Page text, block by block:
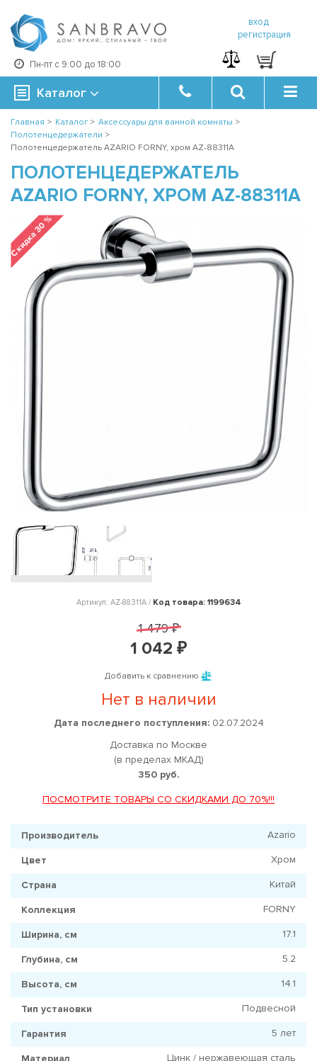
Пн-пт с 9:00 до 18:00
вход
регистрация
Каталог
Главная > Каталог > Аксессуары для ванной комнаты >
Полотенцедержатели >
Полотенцедержатель AZARIO FORNY, хром AZ-88311A
ПОЛОТЕНЦЕДЕРЖАТЕЛЬ
AZARIO FORNY, ХРОМ AZ-88311A
Скидка 30 %
Артикул: AZ-88311A / Код товара: 1199634
1 479 ₽
1 042 ₽
Добавить к сравнению
Нет в наличии
Дата последнего поступления:02.07.2024
Доставка по Москве
(в пределах МКАД)
350 руб.
ПОСМОТРИТЕ ТОВАРЫ СО СКИДКАМИ ДО 70%!!!
Производитель Azario
Цвет Хром
Страна Китай
Коллекция FORNY
Ширина, см 17.1
Глубина, см 5.2
Высота, см 14.1
Тип установки Подвесной
Гарантия 5 лет
Материал Цинк / нержавеющая сталь